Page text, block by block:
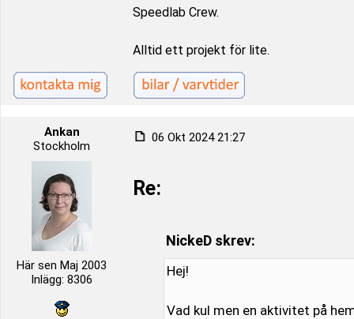
Speedlab Crew.
Alltid ett projekt för lite.
Ankan
Stockholm
Här sen Maj 2003
Inlägg: 8306
06 Okt 2024 21:27
Re:
NickeD skrev:
Hej!
Vad kul men en aktivitet på